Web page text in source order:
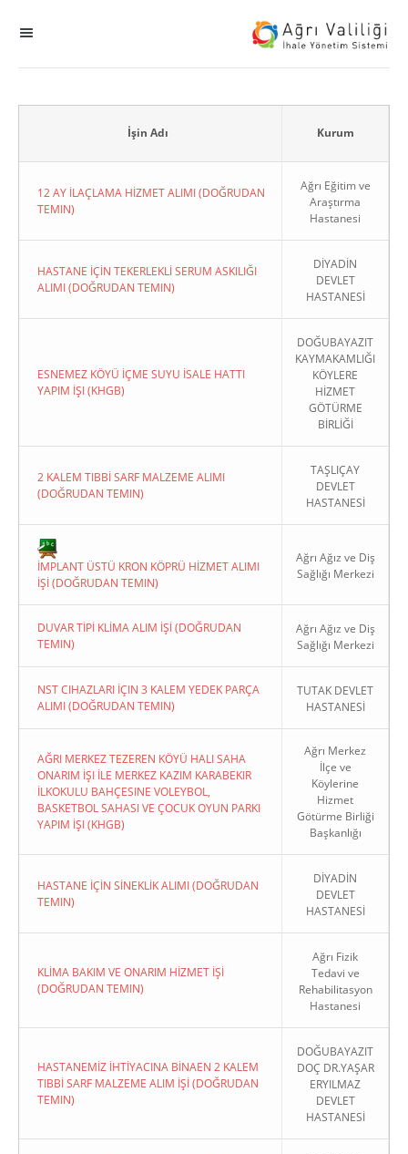
KHGB
İşin Adı Kurum
12 AY İLAÇLAMA HİZMET ALIMI (DOĞRUDAN
TEMIN)
Ağrı Eğitim ve
Araştırma
Hastanesi
HASTANE İÇİN TEKERLEKLİ SERUM ASKILIĞI
ALIMI (DOĞRUDAN TEMIN)
DİYADİN
DEVLET
HASTANESİ
ESNEMEZ KÖYÜ İÇME SUYU İSALE HATTI
YAPIM İŞI (KHGB)
DOĞUBAYAZIT
KAYMAKAMLIĞI
KÖYLERE
HİZMET
GÖTÜRME
BİRLİĞİ
2 KALEM TIBBİ SARF MALZEME ALIMI
(DOĞRUDAN TEMIN)
TAŞLIÇAY
DEVLET
HASTANESİ
İMPLANT ÜSTÜ KRON KÖPRÜ HİZMET ALIMI
İŞİ (DOĞRUDAN TEMIN)
Ağrı Ağız ve Diş
Sağlığı Merkezi
DUVAR TİPİ KLİMA ALIM İŞİ (DOĞRUDAN
TEMIN)
Ağrı Ağız ve Diş
Sağlığı Merkezi
NST CIHAZLARI İÇIN 3 KALEM YEDEK PARÇA
ALIMI (DOĞRUDAN TEMIN)
TUTAK DEVLET
HASTANESİ
AĞRI MERKEZ TEZEREN KÖYÜ HALI SAHA
ONARIM İŞI İLE MERKEZ KAZIM KARABEKIR
İLKOKULU BAHÇESINE VOLEYBOL,
BASKETBOL SAHASI VE ÇOCUK OYUN PARKI
YAPIM İŞI (KHGB)
Ağrı Merkez
İlçe ve
Köylerine
Hizmet
Götürme Birliği
Başkanlığı
HASTANE İÇİN SİNEKLİK ALIMI (DOĞRUDAN
TEMIN)
DİYADİN
DEVLET
HASTANESİ
KLİMA BAKIM VE ONARIM HİZMET İŞİ
(DOĞRUDAN TEMIN)
Ağrı Fizik
Tedavi ve
Rehabilitasyon
Hastanesi
HASTANEMİZ İHTİYACINA BİNAEN 2 KALEM
TIBBİ SARF MALZEME ALIM İŞİ (DOĞRUDAN
TEMIN)
DOĞUBAYAZIT
DOÇ DR.YAŞAR
ERYILMAZ
DEVLET
HASTANESİ